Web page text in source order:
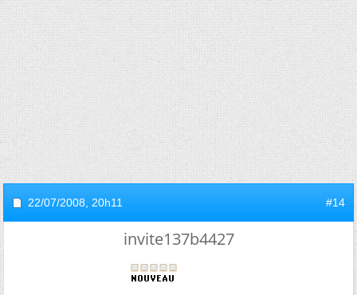
22/07/2008, 20h11 #14
invite137b4427